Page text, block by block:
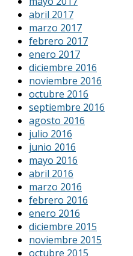
abril 2017
marzo 2017
febrero 2017
enero 2017
diciembre 2016
noviembre 2016
octubre 2016
septiembre 2016
agosto 2016
julio 2016
junio 2016
mayo 2016
abril 2016
marzo 2016
febrero 2016
enero 2016
diciembre 2015
noviembre 2015
octubre 2015